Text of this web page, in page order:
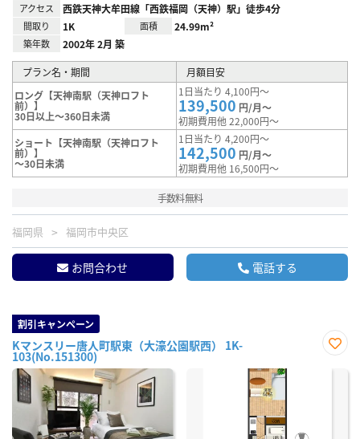
アクセス 西鉄天神大牟田線「西鉄福岡（天神）駅」徒歩4分
間取り 1K 面積 24.99m²
築年数 2002年 2月 築
プラン名・期間
月額目安
ロング【天神南駅（天神ロフト
前）】
30日以上～360日未満
1日当たり 4,100円～
139,500 円/月～
初期費用他 22,000円～
ショート【天神南駅（天神ロフト
前）】
～30日未満
1日当たり 4,200円～
142,500 円/月～
初期費用他 16,500円～
手数料無料
福岡県 福岡市中央区
お問合わせ 電話する
割引キャンペーン
Kマンスリー唐人町駅東（大濠公園駅西） 1K-
103(No.151300)
に入